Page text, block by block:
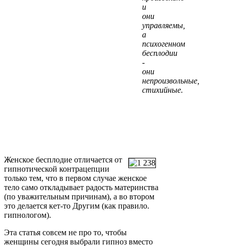
и
они
управляемы,
а
психогенном
бесплодии
-
они
непроизвольные,
стихийные.
Женское бесплодие отличается от
гипнотической контрацепции
только тем, что в первом случае женское
тело само откладывает радость материнства
(по уважительным причинам), а во втором
это делается кет-то Другим (как правило.
гипнологом).
Эта статья совсем не про то, чтобы
женщины сегодня выбрали гипноз вместо